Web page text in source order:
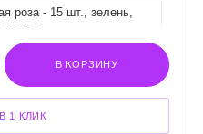
роза - 15 шт., зелень,
лента
В КОРЗИНУ
1 КЛИК